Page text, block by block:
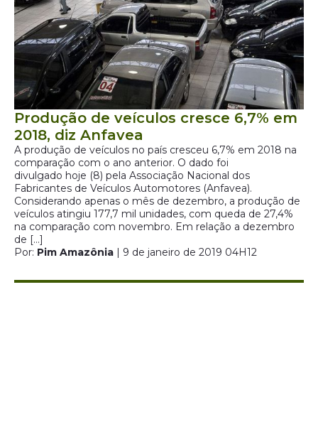
Produção de veículos cresce 6,7% em
2018, diz Anfavea
A produção de veículos no país cresceu 6,7% em 2018 na
comparação com o ano anterior. O dado foi
divulgado hoje (8) pela Associação Nacional dos
Fabricantes de Veículos Automotores (Anfavea).
Considerando apenas o mês de dezembro, a produção de
veículos atingiu 177,7 mil unidades, com queda de 27,4%
na comparação com novembro. Em relação a dezembro
de […]
Por: Pim Amazônia | 9 de janeiro de 2019 04H12